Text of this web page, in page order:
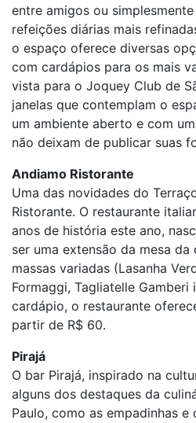
entre amigos ou
refeições diárias mais
o espaço oferece diversas
com cardápios para os mais
vista para o Joquey Club de
janelas que contemplam o
um ambiente aberto e com
não deixam de publicar suas
Andiamo Ristorante
Uma das novidades do
Ristorante. O restaurante
anos de história este ano,
ser uma extensão da mesa da
massas variadas (Lasanha
Formaggi, Tagliatelle
cardápio, o restaurante
partir de R$ 60.
Pirajá
O bar Pirajá, inspirado na
alguns dos destaques da
Paulo, como as empadinhas